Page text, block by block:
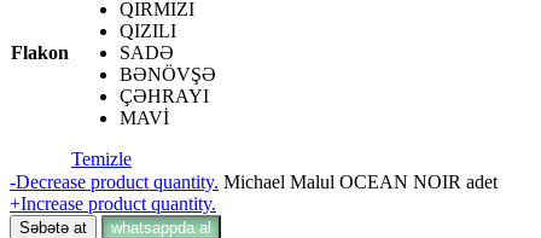
Flakon
QIRMIZI
QIZILI
SADƏ
BƏNÖVŞƏ
ÇƏHRAYI
MAVİ
Temizle
-Decrease product quantity. Michael Malul OCEAN NOIR adet
+Increase product quantity.
Səbətə at whatsappda al